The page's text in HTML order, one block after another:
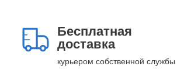
Бесплатная
доставка
курьером собственной службы